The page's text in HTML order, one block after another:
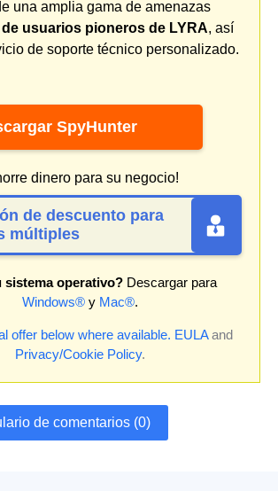
una amplia gama de amenazas
de usuarios pioneros de LYRA, así
de soporte técnico personalizado.
SpyHunter
dinero para su negocio!
de descuento para
múltiples
sistema operativo? Descargar para
Windows®y Mac®.
offer below where available. EULAand
Privacy/Cookie Policy.
de comentarios (0)